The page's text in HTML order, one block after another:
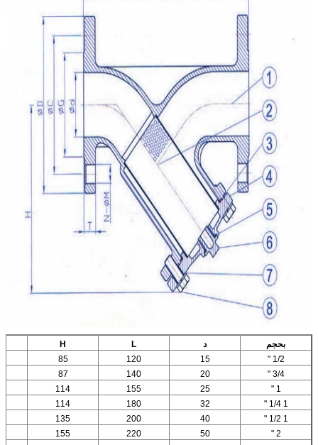
بحجم د L
H
1/2 "
15
120
85
3/4 "
20
140
87
1 "
25
155
114
1 1/4 "
32
180
114
1 1/2 "
40
200
135
2 "
50
220
155